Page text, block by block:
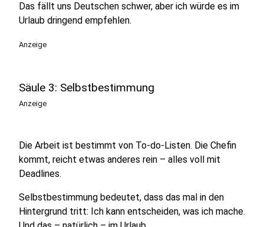
Das fällt uns Deutschen schwer, aber ich würde es im
Urlaub dringend empfehlen.
Anzeige
Säule 3: Selbstbestimmung
Anzeige
Die Arbeit ist bestimmt von To-do-Listen. Die Chefin
kommt, reicht etwas anderes rein – alles voll mit
Deadlines.
Selbstbestimmung bedeutet, dass das mal in den
Hintergrund tritt: Ich kann entscheiden, was ich mache.